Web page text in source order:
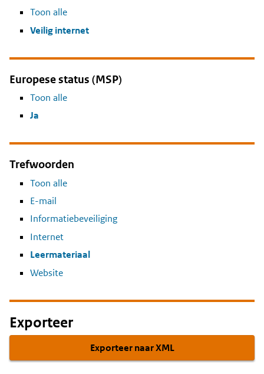
Toon alle
Veilig internet
Europese status (MSP)
Toon alle
Ja
Trefwoorden
Toon alle
E-mail
Informatiebeveiliging
Internet
Leermateriaal
Website
Exporteer
Exporteer naar XML